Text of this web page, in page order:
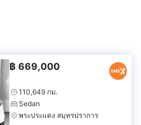
฿ 669,000
110,649 กม.
Sedan
พระประแดง สมุทรปราการ